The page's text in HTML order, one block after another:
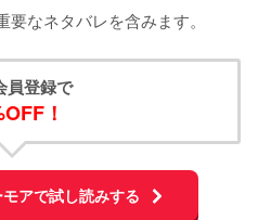
なネタバレを含みます。
員登録で
！
アで試し読みする